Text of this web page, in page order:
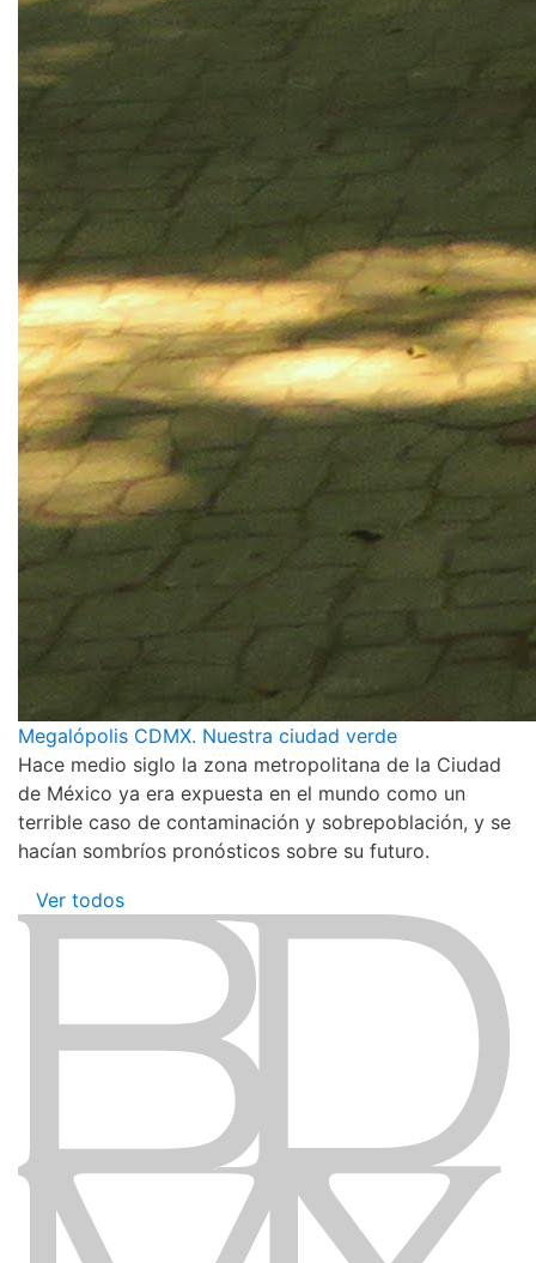
Megalópolis CDMX. Nuestra ciudad verde
Hace medio siglo la zona metropolitana de la Ciudad
de México ya era expuesta en el mundo como un
terrible caso de contaminación y sobrepoblación, y se
hacían sombríos pronósticos sobre su futuro.
Ver todos